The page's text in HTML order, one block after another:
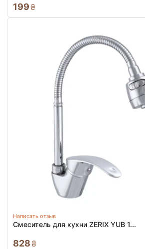
199 ₴
Написать отзыв
Смеситель для кухни ZERIX YUB 1...
828 ₴